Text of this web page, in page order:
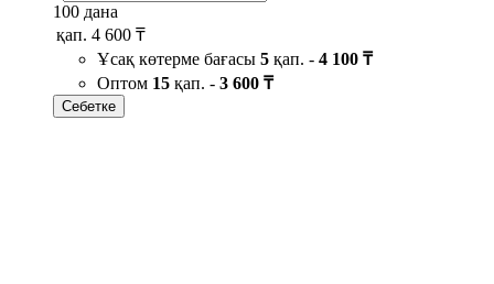
100 дана
қап. 4 600 ₸
Ұсақ көтерме бағасы 5 қап. - 4 100 ₸
Оптом 15 қап. - 3 600 ₸
Себетке